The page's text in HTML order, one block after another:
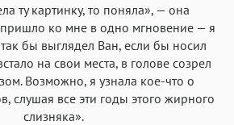
ту картинку, то поняла», — она
пришло ко мне в одно мгновение — я
так бы выглядел Ван, если бы носил
на свои места, в голове созрел
Возможно, я узнала кое-что о
слушая все эти годы этого жирного
слизняка».